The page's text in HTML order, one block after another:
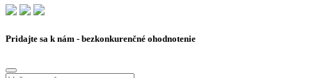
Pridajte sa k nám - bezkonkurenčné ohodnotenie